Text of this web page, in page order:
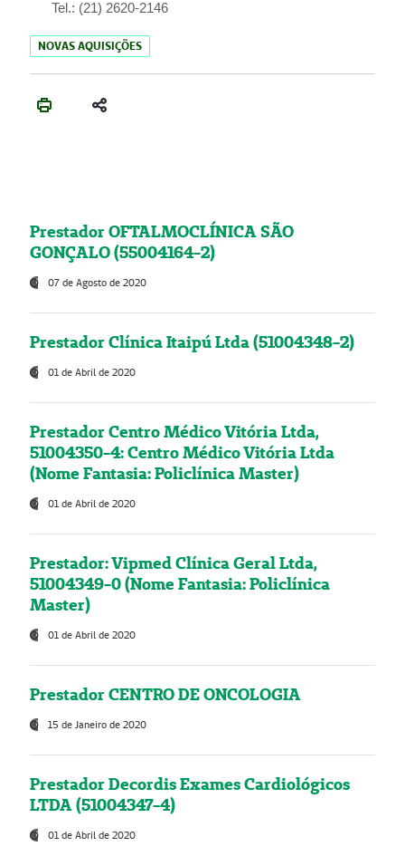
Tel.: (21) 2620-2146
NOVAS AQUISIÇÕES
Prestador OFTALMOCLÍNICA SÃO
GONÇALO (55004164-2)
07 de Agosto de 2020
Prestador Clínica Itaipú Ltda (51004348-2)
01 de Abril de 2020
Prestador Centro Médico Vitória Ltda,
51004350-4: Centro Médico Vitória Ltda
(Nome Fantasia: Policlínica Master)
01 de Abril de 2020
Prestador: Vipmed Clínica Geral Ltda,
51004349-0 (Nome Fantasia: Policlínica
Master)
01 de Abril de 2020
Prestador CENTRO DE ONCOLOGIA
15 de Janeiro de 2020
Prestador Decordis Exames Cardiológicos
LTDA (51004347-4)
01 de Abril de 2020